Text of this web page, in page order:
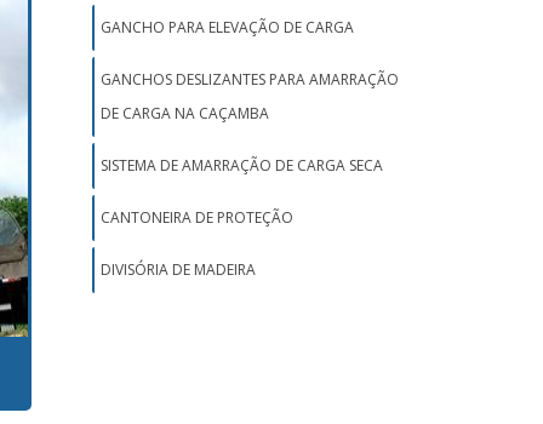
e
e
GANCHO PARA ELEVAÇÃO DE CARGA
GANCHOS DESLIZANTES PARA AMARRAÇÃO
DE CARGA NA CAÇAMBA
SISTEMA DE AMARRAÇÃO DE CARGA SECA
CANTONEIRA DE PROTEÇÃO
DIVISÓRIA DE MADEIRA